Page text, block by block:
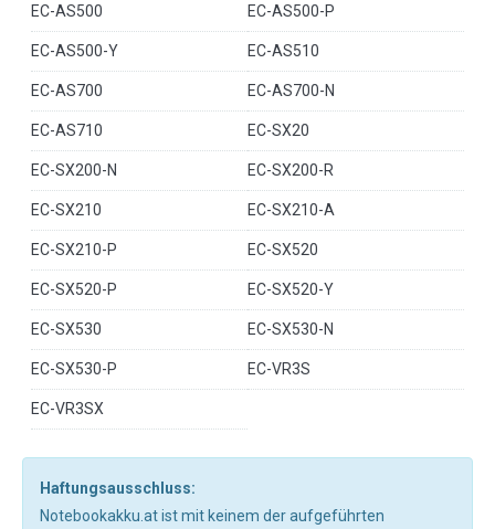
EC-AS500 EC-AS500-P
EC-AS500-Y EC-AS510
EC-AS700 EC-AS700-N
EC-AS710 EC-SX20
EC-SX200-N EC-SX200-R
EC-SX210 EC-SX210-A
EC-SX210-P EC-SX520
EC-SX520-P EC-SX520-Y
EC-SX530 EC-SX530-N
EC-SX530-P EC-VR3S
EC-VR3SX
Haftungsausschluss:
Notebookakku.at ist mit keinem der aufgeführten